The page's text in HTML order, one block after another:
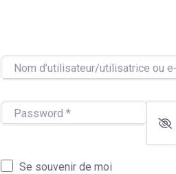
Nom d’utilisateur/utilisatrice ou
Password*
Se souvenir de moi